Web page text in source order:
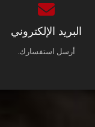
البريد الإلكتروني
أرسل استفسارك.